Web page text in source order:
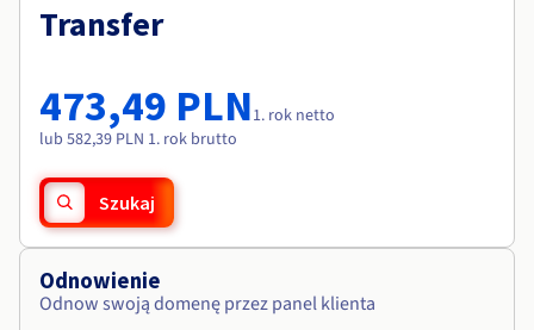
Transfer
473,49 PLN1. rok netto
lub 582,39 PLN 1. rok brutto
Szukaj
Odnowienie
Odnow swoją domenę przez panel klienta